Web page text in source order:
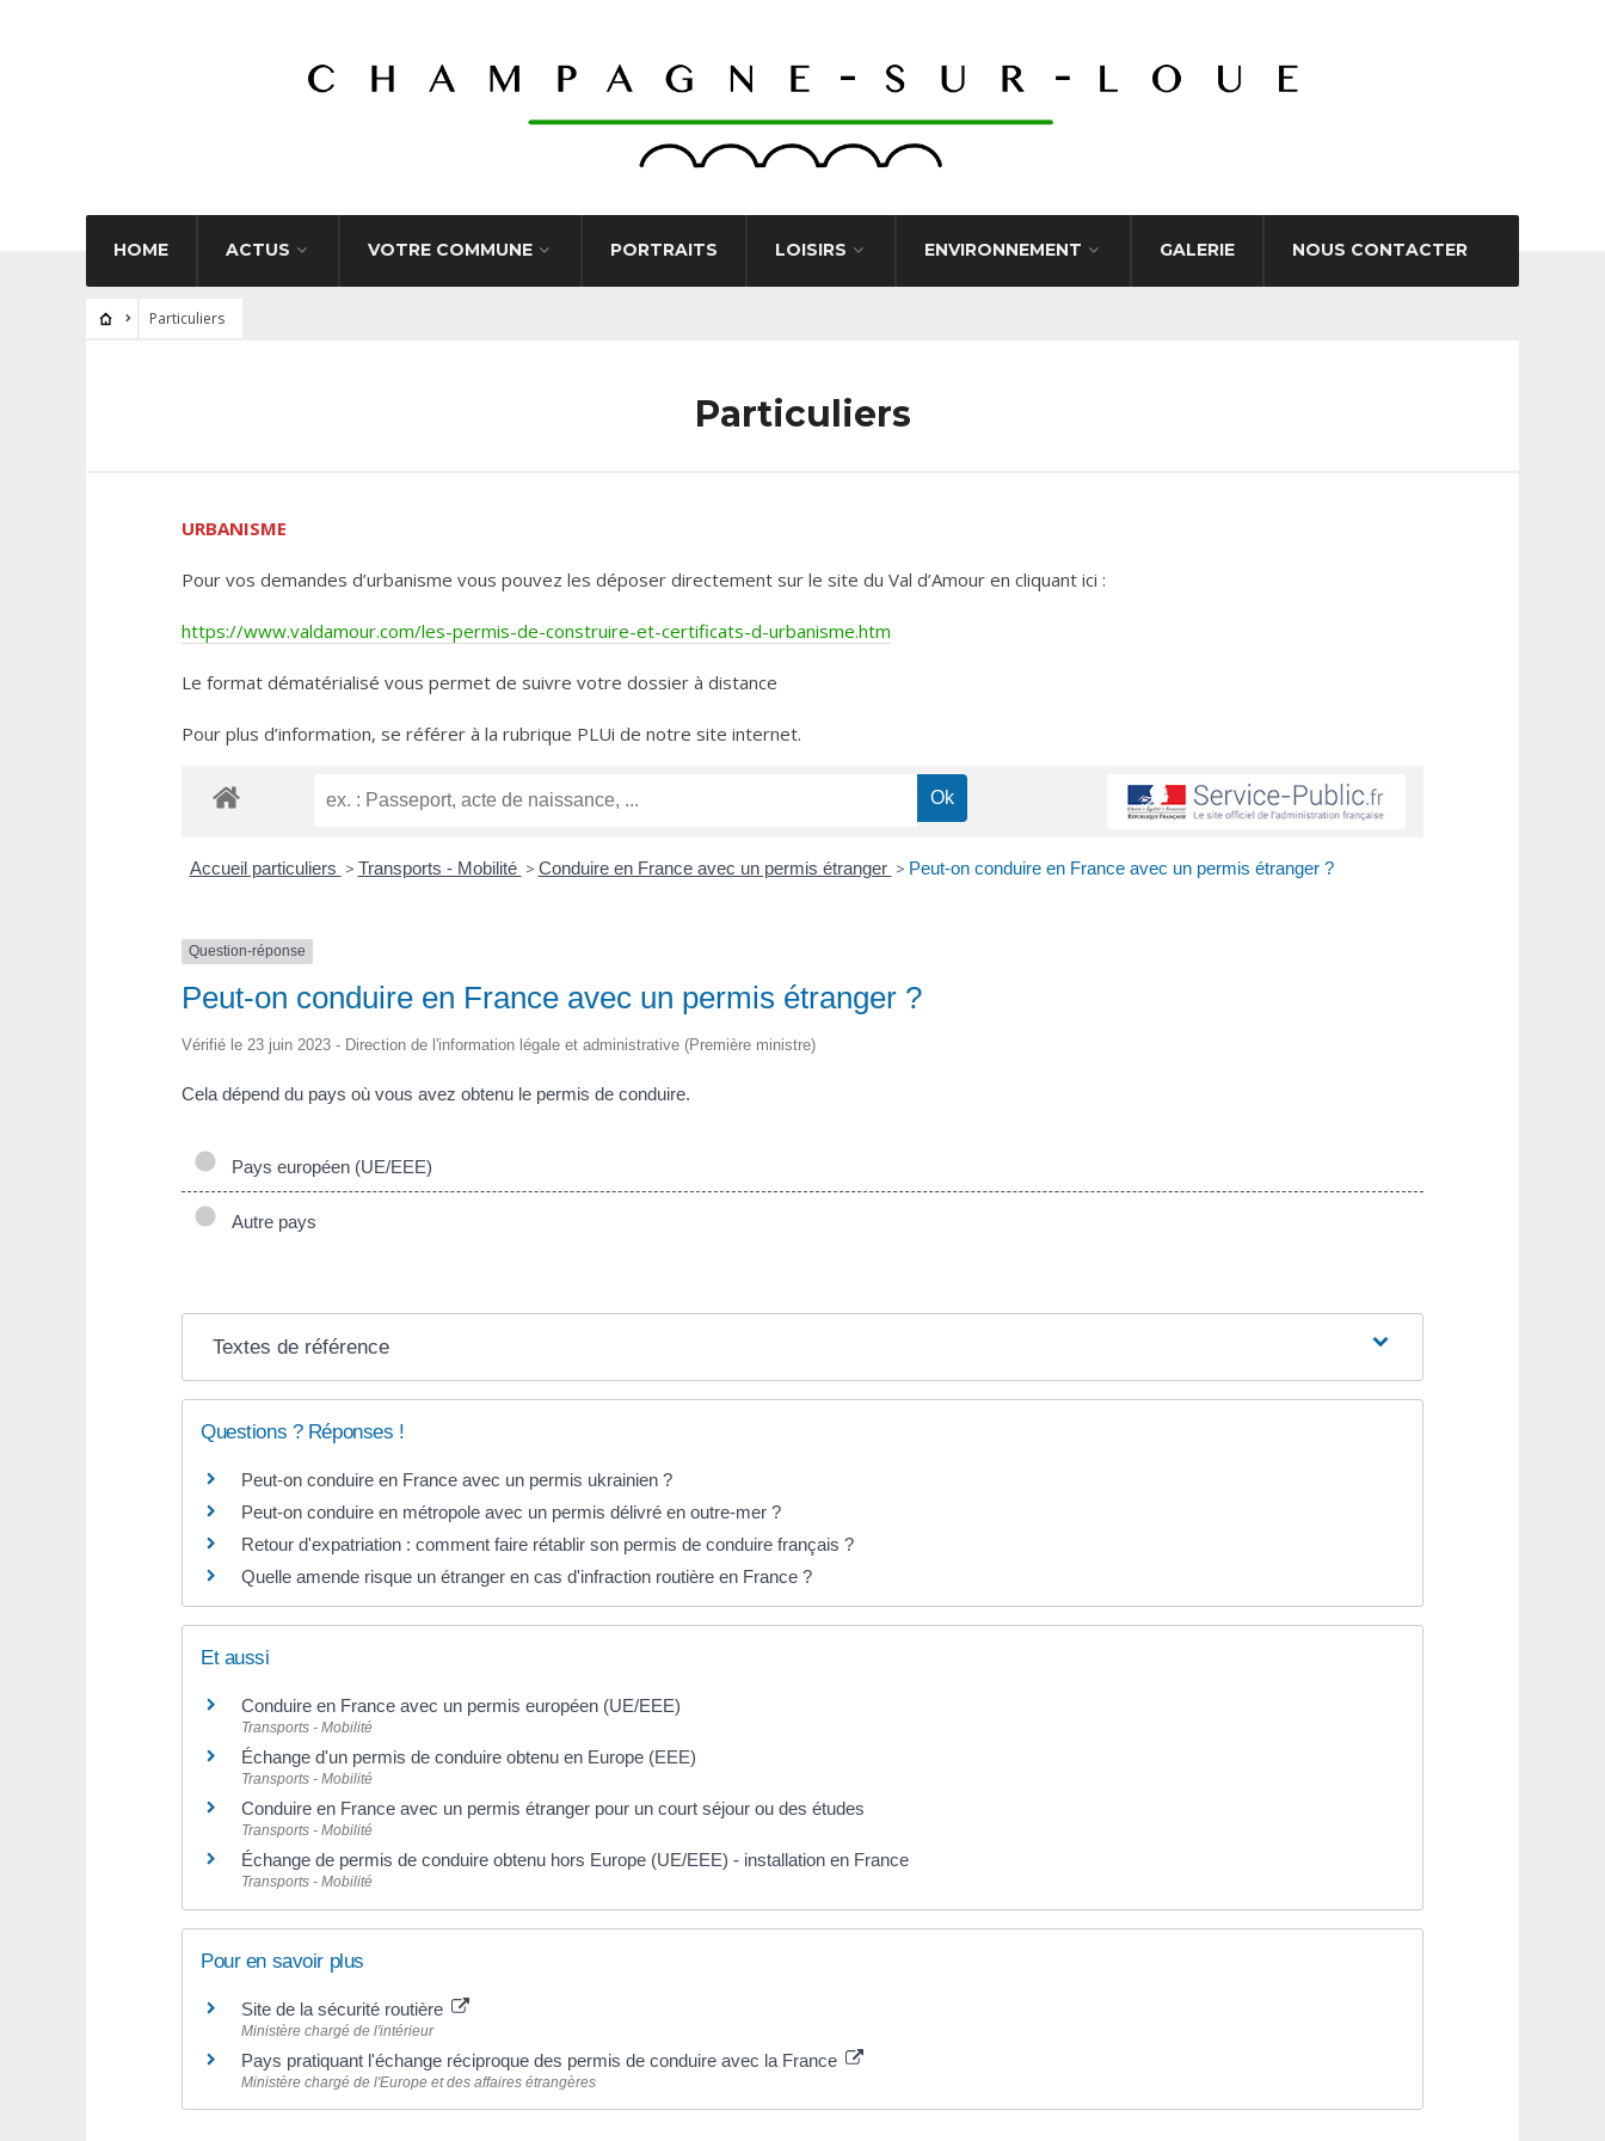
HOME ACTUS VOTRE COMMUNE PORTRAITS LOISIRS ENVIRONNEMENT GALERIE NOUS CONTACTER
Particuliers
Particuliers
URBANISME
Pour vos demandes d’urbanisme vous pouvez les déposer directement sur le site du Val d’Amour en cliquant ici :
https://www.valdamour.com/les-permis-de-construire-et-certificats-d-urbanisme.htm
Le format dématérialisé vous permet de suivre votre dossier à distance
Pour plus d’information, se référer à la rubrique PLUi de notre site internet.
Accueil particuliers > Transports - Mobilité > Conduire en France avec un permis étranger > Peut-on conduire en France avec un permis étranger ?
Question-réponse
Peut-on conduire en France avec un permis étranger ?
Vérifié le 23 juin 2023 - Direction de l'information légale et administrative (Première ministre)
Cela dépend du pays où vous avez obtenu le permis de conduire.
Pays européen (UE/EEE)
Autre pays
Textes de référence
Questions ? Réponses !
Peut-on conduire en France avec un permis ukrainien ?
Peut-on conduire en métropole avec un permis délivré en outre-mer ?
Retour d'expatriation : comment faire rétablir son permis de conduire français ?
Quelle amende risque un étranger en cas d'infraction routière en France ?
Et aussi
Conduire en France avec un permis européen (UE/EEE)
Transports - Mobilité
Échange d'un permis de conduire obtenu en Europe (EEE)
Transports - Mobilité
Conduire en France avec un permis étranger pour un court séjour ou des études
Transports - Mobilité
Échange de permis de conduire obtenu hors Europe (UE/EEE) - installation en France
Transports - Mobilité
Pour en savoir plus
Site de la sécurité routière
Ministère chargé de l'intérieur
Pays pratiquant l'échange réciproque des permis de conduire avec la France
Ministère chargé de l'Europe et des affaires étrangères